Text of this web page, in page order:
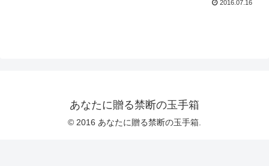
2016.07.16
あなたに贈る禁断の玉手箱
© 2016 あなたに贈る禁断の玉手箱.